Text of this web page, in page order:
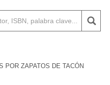
POR ZAPATOS DE TACÓN